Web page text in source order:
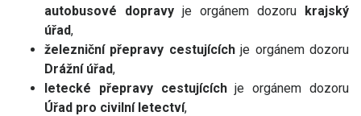
autobusové dopravy je orgánem dozoru krajský
úřad,
železniční přepravy cestujícíchje orgánem dozoru
Drážní úřad,
letecké přepravy cestujícíchje orgánem dozoru
Úřad pro civilní letectví,